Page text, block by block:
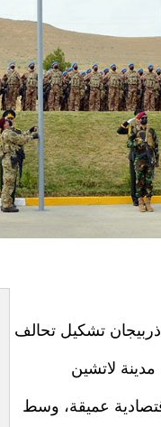
تشكيل تحالف
لاتشين
عميقة، وسط